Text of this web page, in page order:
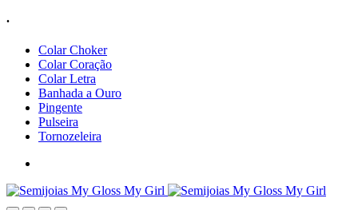
.
Colar Choker
Colar Coração
Colar Letra
Banhada a Ouro
Pingente
Pulseira
Tornozeleira